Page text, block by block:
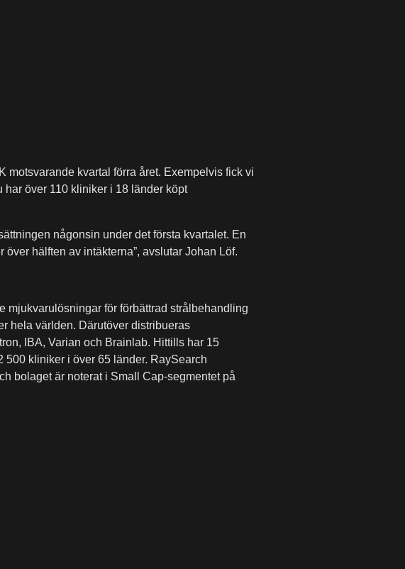
motsvarande kvartal förra året. Exempelvis fick vi
över 110 kliniker i 18 länder köpt
någonsin under det första kvartalet. En
hälften av intäkterna”, avslutar Johan Löf.
mjukvarulösningar för förbättrad strålbehandling
hela världen. Därutöver distribueras
IBA, Varian och Brainlab. Hittills har 15
500 kliniker i över 65 länder. RaySearch
bolaget är noterat i Small Cap-segmentet på